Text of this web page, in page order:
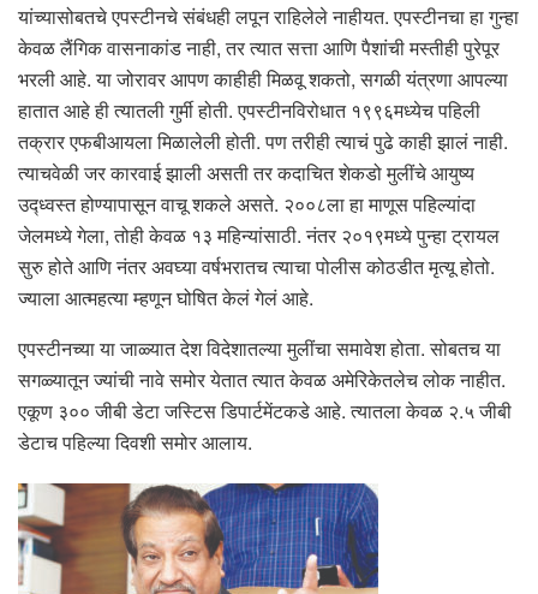
यांच्यासोबतचे एपस्टीनचे संबंधही लपून राहिलेले नाहीयत. एपस्टीनचा हा गुन्हा
केवळ लैंगिक वासनाकांड नाही, तर त्यात सत्ता आणि पैशांची मस्तीही पुरेपूर
भरली आहे. या जोरावर आपण काहीही मिळवू शकतो, सगळी यंत्रणा आपल्या
हातात आहे ही त्यातली गुर्मी होती. एपस्टीनविरोधात १९९६मध्येच पहिली
तक्रार एफबीआयला मिळालेली होती. पण तरीही त्याचं पुढे काही झालं नाही.
त्याचवेळी जर कारवाई झाली असती तर कदाचित शेकडो मुलींचे आयुष्य
उद्ध्वस्त होण्यापासून वाचू शकले असते. २००८ला हा माणूस पहिल्यांदा
जेलमध्ये गेला, तोही केवळ १३ महिन्यांसाठी. नंतर २०१९मध्ये पुन्हा ट्रायल
सुरु होते आणि नंतर अवघ्या वर्षभरातच त्याचा पोलीस कोठडीत मृत्यू होतो.
ज्याला आत्महत्या म्हणून घोषित केलं गेलं आहे.
एपस्टीनच्या या जाळ्यात देश विदेशातल्या मुलींचा समावेश होता. सोबतच या
सगळ्यातून ज्यांची नावे समोर येतात त्यात केवळ अमेरिकेतलेच लोक नाहीत.
एकूण ३०० जीबी डेटा जस्टिस डिपार्टमेंटकडे आहे. त्यातला केवळ २.५ जीबी
डेटाच पहिल्या दिवशी समोर आलाय.